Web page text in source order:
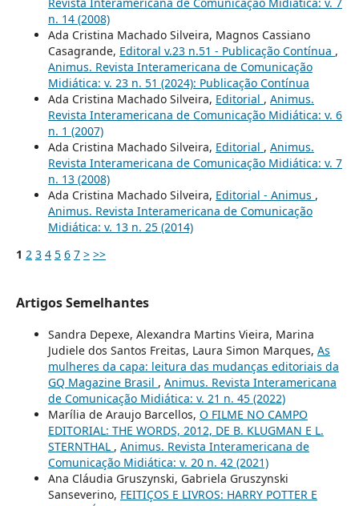
n. 14 (2008)
Ada Cristina Machado Silveira, Magnos Cassiano
Casagrande, Editoral v.23 n.51 - Publicação Contínua ,
Animus. Revista Interamericana de Comunicação
Midiática: v. 23 n. 51 (2024): Publicação Contínua
Ada Cristina Machado Silveira, Editorial , Animus.
Revista Interamericana de Comunicação Midiática: v. 6
n. 1 (2007)
Ada Cristina Machado Silveira, Editorial , Animus.
Revista Interamericana de Comunicação Midiática: v. 7
n. 13 (2008)
Ada Cristina Machado Silveira, Editorial - Animus ,
Animus. Revista Interamericana de Comunicação
Midiática: v. 13 n. 25 (2014)
1 2 3 4 5 6 7 > >>
Artigos Semelhantes
Sandra Depexe, Alexandra Martins Vieira, Marina
Judiele dos Santos Freitas, Laura Simon Marques, As
mulheres da capa: leitura das mudanças editoriais da
GQ Magazine Brasil , Animus. Revista Interamericana
de Comunicação Midiática: v. 21 n. 45 (2022)
Marília de Araujo Barcellos, O FILME NO CAMPO
EDITORIAL: THE WORDS, 2012, DE B. KLUGMAN E L.
STERNTHAL , Animus. Revista Interamericana de
Comunicação Midiática: v. 20 n. 42 (2021)
Ana Cláudia Gruszynski, Gabriela Gruszynski
Sanseverino, FEITIÇOS E LIVROS: HARRY POTTER E